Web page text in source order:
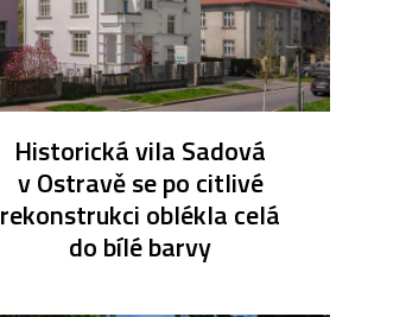
Historická vila Sadová
v Ostravě se po citlivé
rekonstrukci oblékla celá
do bílé barvy